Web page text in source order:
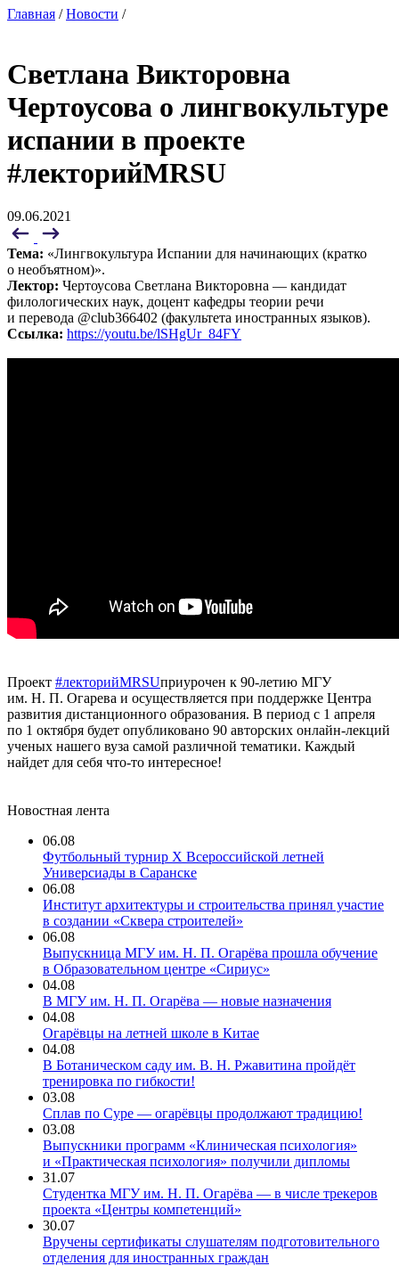
Главная /Новости /
Светлана Викторовна
Чертоусова о лингвокультуре
испании в проекте
#лекторийMRSU
09.06.2021
Тема: «Лингвокультура Испании для начинающих (кратко
о необъятном)».
Лектор: Чертоусова Светлана Викторовна — кандидат
филологических наук, доцент кафедры теории речи
и перевода @club366402 (факультета иностранных языков).
Ссылка: https://youtu.be/lSHgUr_84FY
Проект #лекторийMRSUприурочен к 90-летию МГУ
им. Н. П. Огарева и осуществляется при поддержке Центра
развития дистанционного образования. В период с 1 апреля
по 1 октября будет опубликовано 90 авторских онлайн-лекций
ученых нашего вуза самой различной тематики. Каждый
найдет для себя что-то интересное!
Новостная лента
06.08
Футбольный турнир X Всероссийской летней
Универсиады в Саранске
06.08
Институт архитектуры и строительства принял участие
в создании «Сквера строителей»
06.08
Выпускница МГУ им. Н. П. Огарёва прошла обучение
в Образовательном центре «Сириус»
04.08
В МГУ им. Н. П. Огарёва — новые назначения
04.08
Огарёвцы на летней школе в Китае
04.08
В Ботаническом саду им. В. Н. Ржавитина пройдёт
тренировка по гибкости!
03.08
Сплав по Суре — огарёвцы продолжают традицию!
03.08
Выпускники программ «Клиническая психология»
и «Практическая психология» получили дипломы
31.07
Студентка МГУ им. Н. П. Огарёва — в числе трекеров
проекта «Центры компетенций»
30.07
Вручены сертификаты слушателям подготовительного
отделения для иностранных граждан